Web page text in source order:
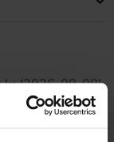
kr (2026-08-08)